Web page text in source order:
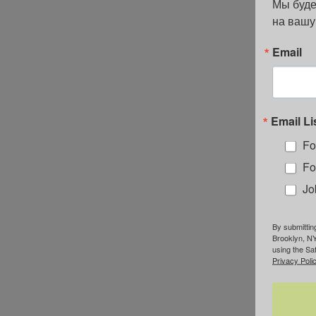
Мы
на
Email
Email
By
Brooklyn,
using the
Privacy